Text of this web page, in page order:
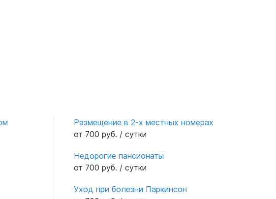
Размещение в 2-х местных номерах
от 700 руб. / сутки
Недорогие пансионаты
от 700 руб. / сутки
Уход при болезни Паркинсон